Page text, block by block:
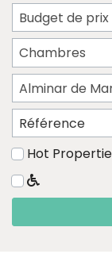
Budget de prix
Chambres
Alminar de
Hot